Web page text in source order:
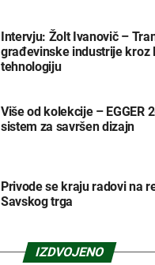
Intervju: Žolt Ivanovič –
građevinske industrije kroz
tehnologiju
Više od kolekcije – EGGER
sistem za savršen dizajn
Privode se kraju radovi na
Savskog trga
IZDVOJENO